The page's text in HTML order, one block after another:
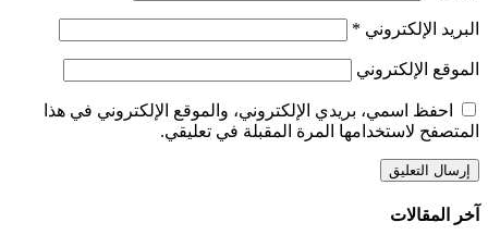
البريد الإلكتروني *
الموقع الإلكتروني
احفظ اسمي، بريدي الإلكتروني، والموقع الإلكتروني في هذا
المتصفح لاستخدامها المرة المقبلة في تعليقي.
آخر المقالات